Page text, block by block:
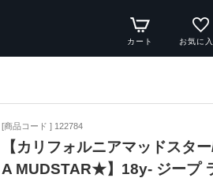
カート お気に
[商品コード ] 122784
【カリフォルニアマッドスタ
A MUDSTAR★】18y- ジープ